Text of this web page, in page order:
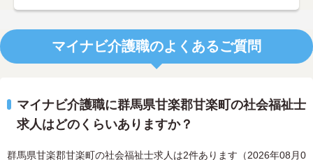
マイナビ介護職のよくあるご質問
マイナビ介護職に群馬県甘楽郡甘楽町の社会福祉士
求人はどのくらいありますか？
群馬県甘楽郡甘楽町の社会福祉士求人は2件あります（2026年08月0